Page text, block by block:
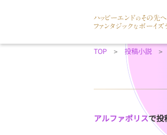
TOP 投稿小説
アルファポリスで投